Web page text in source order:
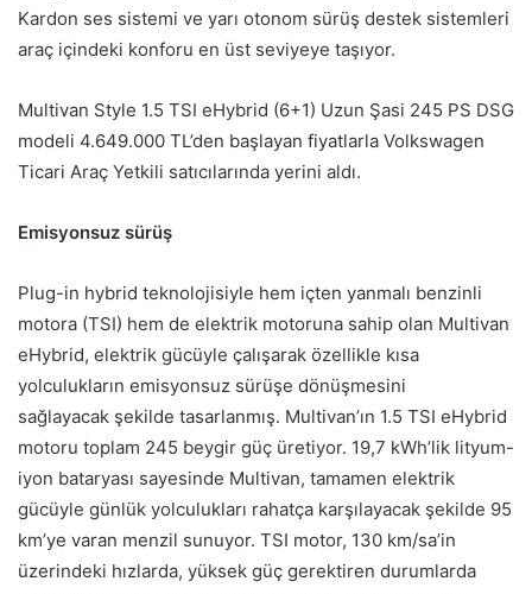
Kardon ses sistemi ve yarı otonom sürüş destek sistemleri
araç içindeki konforu en üst seviyeye taşıyor.
Multivan Style 1.5 TSI eHybrid (6+1) Uzun Şasi 245 PS DSG
modeli 4.649.000 TL’den başlayan fiyatlarla Volkswagen
Ticari Araç Yetkili satıcılarında yerini aldı.
Emisyonsuz sürüş
Plug-in hybrid teknolojisiyle hem içten yanmalı benzinli
motora (TSI) hem de elektrik motoruna sahip olan Multivan
eHybrid, elektrik gücüyle çalışarak özellikle kısa
yolculukların emisyonsuz sürüşe dönüşmesini
sağlayacak şekilde tasarlanmış. Multivan’ın 1.5 TSI eHybrid
motoru toplam 245 beygir güç üretiyor. 19,7 kWh’lik lityum-
iyon bataryası sayesinde Multivan, tamamen elektrik
gücüyle günlük yolculukları rahatça karşılayacak şekilde 95
km’ye varan menzil sunuyor. TSI motor, 130 km/sa’in
üzerindeki hızlarda, yüksek güç gerektiren durumlarda